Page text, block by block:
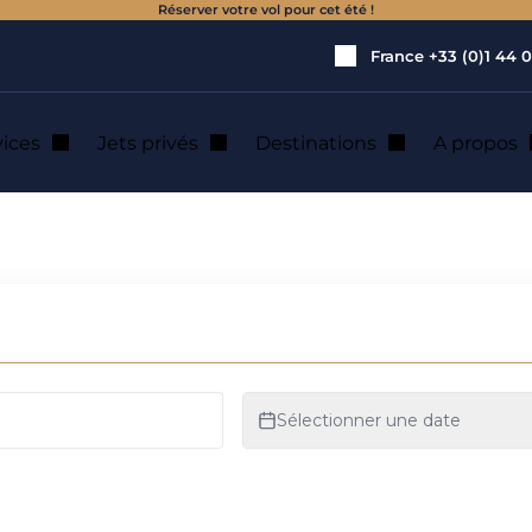
Réserver votre vol pour cet été !
France +33 (0)1 44
Jets privés Destinations A propos